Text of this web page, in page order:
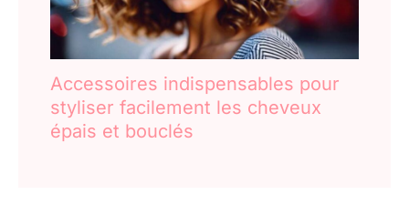
Accessoires indispensables pour
styliser facilement les cheveux
épais et bouclés